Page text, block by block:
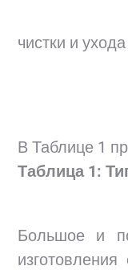
чистки и
В Таблице 1
Таблица 1:
Большое и